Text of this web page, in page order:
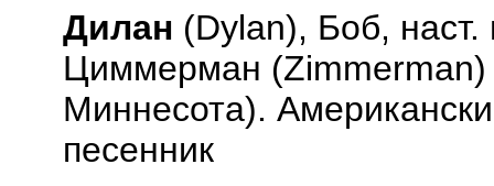
Дилан (Dylan), Боб,
Циммерман (Zimmerman)
Миннесота).
песенник